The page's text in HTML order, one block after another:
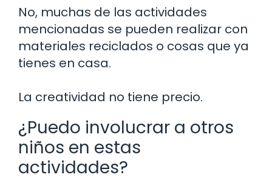
No, muchas de las actividades
mencionadas se pueden realizar con
materiales reciclados o cosas que ya
tienes en casa.
La creatividad no tiene precio.
¿Puedo involucrar a otros
niños en estas
actividades?